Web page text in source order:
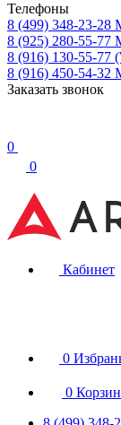
Телефоны
8 (499) 348-23-28
8 (925) 280-55-77
8 (916) 130-55-77
8 (916) 450-54-32
Заказать звонок
0
0
Кабинет
0
0